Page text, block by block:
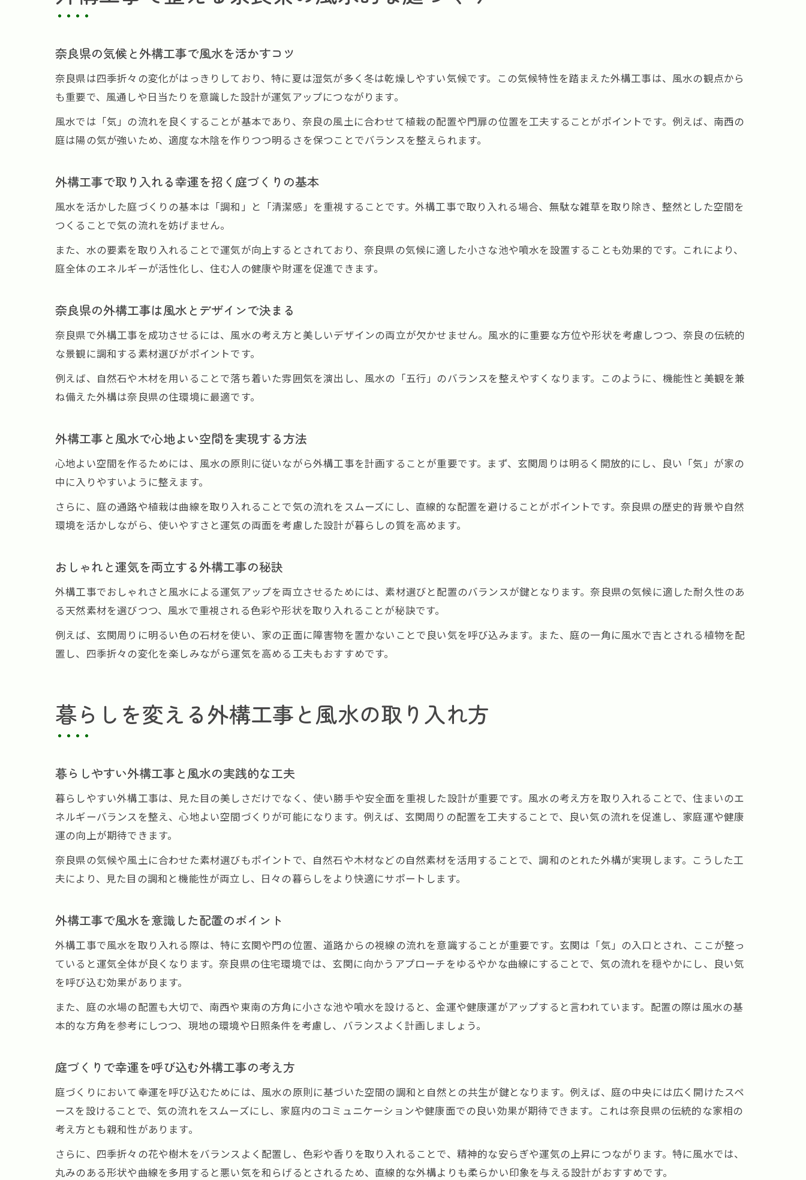
暮らしやすい外構工事と風水の実践的な工夫
外構工事で暮らしの運気を整える方法を解説
外構工事で実現するガーデニング風水の基本
幸運を招く庭には外構工事と風水の両立が重要
おしゃれな外構工事とガーデニング風水のコツ
外構工事で庭いじりを楽しむ風水ポイント
外構工事と風水で整える住まいの開運法
心地よい住まい作りは外構工事と風水が鍵
外構工事と風水で安心感と美しさを両立
北側の庭に適した外構工事と風水の工夫
北側の庭を整える外構工事と風水の秘訣
奈良県の外構工事で運気を高める実践ポイント
外構工事と風水で理想の住まいを叶える方法
外構工事の計画と風水で後悔しない選び方
奈良県の気候と外構工事で風水を活かすコツ
奈良県は四季折々の変化がはっきりしており、特に夏は湿気が多く冬は乾燥しやすい気候です。この気候特性を踏まえた外構工事は、風水の観点から
も重要で、風通しや日当たりを意識した設計が運気アップにつながります。
風水では「気」の流れを良くすることが基本であり、奈良の風土に合わせて植栽の配置や門扉の位置を工夫することがポイントです。例えば、南西の
庭は陽の気が強いため、適度な木陰を作りつつ明るさを保つことでバランスを整えられます。
外構工事で取り入れる幸運を招く庭づくりの基本
風水を活かした庭づくりの基本は「調和」と「清潔感」を重視することです。外構工事で取り入れる場合、無駄な雑草を取り除き、整然とした空間を
つくることで気の流れを妨げません。
また、水の要素を取り入れることで運気が向上するとされており、奈良県の気候に適した小さな池や噴水を設置することも効果的です。これにより、
庭全体のエネルギーが活性化し、住む人の健康や財運を促進できます。
奈良県の外構工事は風水とデザインで決まる
奈良県で外構工事を成功させるには、風水の考え方と美しいデザインの両立が欠かせません。風水的に重要な方位や形状を考慮しつつ、奈良の伝統的
な景観に調和する素材選びがポイントです。
例えば、自然石や木材を用いることで落ち着いた雰囲気を演出し、風水の「五行」のバランスを整えやすくなります。このように、機能性と美観を兼
ね備えた外構は奈良県の住環境に最適です。
外構工事と風水で心地よい空間を実現する方法
心地よい空間を作るためには、風水の原則に従いながら外構工事を計画することが重要です。まず、玄関周りは明るく開放的にし、良い「気」が家の
中に入りやすいように整えます。
さらに、庭の通路や植栽は曲線を取り入れることで気の流れをスムーズにし、直線的な配置を避けることがポイントです。奈良県の歴史的背景や自然
環境を活かしながら、使いやすさと運気の両面を考慮した設計が暮らしの質を高めます。
おしゃれと運気を両立する外構工事の秘訣
外構工事でおしゃれさと風水による運気アップを両立させるためには、素材選びと配置のバランスが鍵となります。奈良県の気候に適した耐久性のあ
る天然素材を選びつつ、風水で重視される色彩や形状を取り入れることが秘訣です。
例えば、玄関周りに明るい色の石材を使い、家の正面に障害物を置かないことで良い気を呼び込みます。また、庭の一角に風水で吉とされる植物を配
置し、四季折々の変化を楽しみながら運気を高める工夫もおすすめです。
暮らしを変える外構工事と風水の取り入れ方
暮らしやすい外構工事と風水の実践的な工夫
暮らしやすい外構工事は、見た目の美しさだけでなく、使い勝手や安全面を重視した設計が重要です。風水の考え方を取り入れることで、住まいのエ
ネルギーバランスを整え、心地よい空間づくりが可能になります。例えば、玄関周りの配置を工夫することで、良い気の流れを促進し、家庭運や健康
運の向上が期待できます。
奈良県の気候や風土に合わせた素材選びもポイントで、自然石や木材などの自然素材を活用することで、調和のとれた外構が実現します。こうした工
夫により、見た目の調和と機能性が両立し、日々の暮らしをより快適にサポートします。
外構工事で風水を意識した配置のポイント
外構工事で風水を取り入れる際は、特に玄関や門の位置、道路からの視線の流れを意識することが重要です。玄関は「気」の入口とされ、ここが整っ
ていると運気全体が良くなります。奈良県の住宅環境では、玄関に向かうアプローチをゆるやかな曲線にすることで、気の流れを穏やかにし、良い気
を呼び込む効果があります。
また、庭の水場の配置も大切で、南西や東南の方角に小さな池や噴水を設けると、金運や健康運がアップすると言われています。配置の際は風水の基
本的な方角を参考にしつつ、現地の環境や日照条件を考慮し、バランスよく計画しましょう。
庭づくりで幸運を呼び込む外構工事の考え方
庭づくりにおいて幸運を呼び込むためには、風水の原則に基づいた空間の調和と自然との共生が鍵となります。例えば、庭の中央には広く開けたスペ
ースを設けることで、気の流れをスムーズにし、家庭内のコミュニケーションや健康面での良い効果が期待できます。これは奈良県の伝統的な家相の
考え方とも親和性があります。
さらに、四季折々の花や樹木をバランスよく配置し、色彩や香りを取り入れることで、精神的な安らぎや運気の上昇につながります。特に風水では、
丸みのある形状や曲線を多用すると悪い気を和らげるとされるため、直線的な外構よりも柔らかい印象を与える設計がおすすめです。